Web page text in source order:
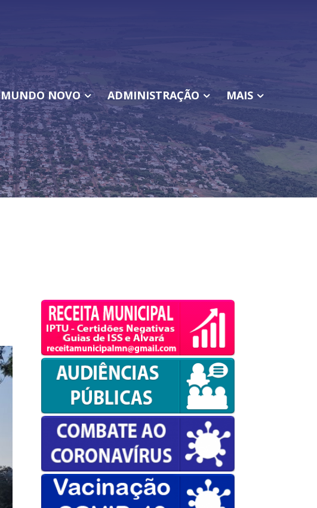
MUNDO NOVO ADMINISTRAÇÃO MAIS